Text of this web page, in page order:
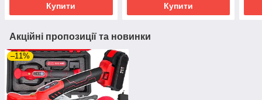
Купити Купити
Акційні пропозиції та новинки
–11%